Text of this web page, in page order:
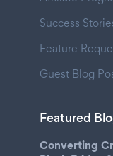
Success
Feature
Guest Blog
Featured
Converting